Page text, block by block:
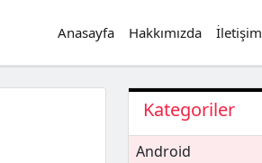
Anasayfa Hakkımızda İletişim
Kategoriler
Android